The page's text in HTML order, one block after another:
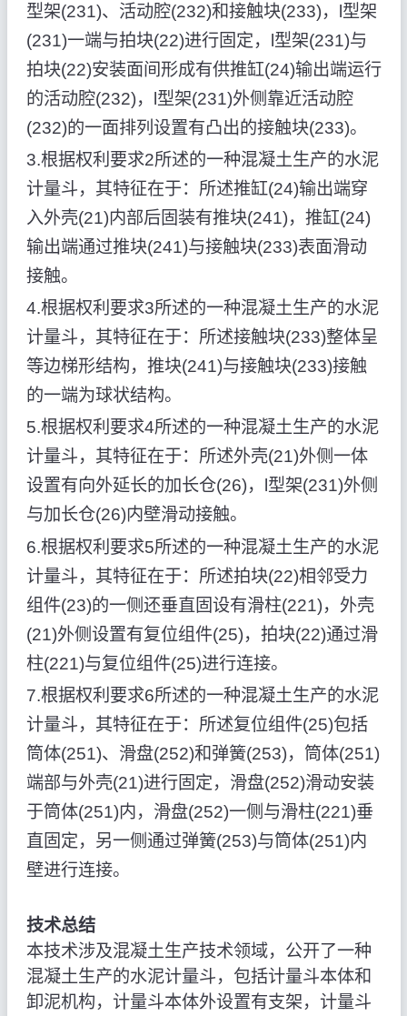
型架(231)、活动腔(232)和接触块(233)，l型架
(231)一端与拍块(22)进行固定，l型架(231)与
拍块(22)安装面间形成有供推缸(24)输出端运行
的活动腔(232)，l型架(231)外侧靠近活动腔
(232)的一面排列设置有凸出的接触块(233)。
3.根据权利要求2所述的一种混凝土生产的水泥
计量斗，其特征在于：所述推缸(24)输出端穿
入外壳(21)内部后固装有推块(241)，推缸(24)
输出端通过推块(241)与接触块(233)表面滑动
接触。
4.根据权利要求3所述的一种混凝土生产的水泥
计量斗，其特征在于：所述接触块(233)整体呈
等边梯形结构，推块(241)与接触块(233)接触
的一端为球状结构。
5.根据权利要求4所述的一种混凝土生产的水泥
计量斗，其特征在于：所述外壳(21)外侧一体
设置有向外延长的加长仓(26)，l型架(231)外侧
与加长仓(26)内壁滑动接触。
6.根据权利要求5所述的一种混凝土生产的水泥
计量斗，其特征在于：所述拍块(22)相邻受力
组件(23)的一侧还垂直固设有滑柱(221)，外壳
(21)外侧设置有复位组件(25)，拍块(22)通过滑
柱(221)与复位组件(25)进行连接。
7.根据权利要求6所述的一种混凝土生产的水泥
计量斗，其特征在于：所述复位组件(25)包括
筒体(251)、滑盘(252)和弹簧(253)，筒体(251)
端部与外壳(21)进行固定，滑盘(252)滑动安装
于筒体(251)内，滑盘(252)一侧与滑柱(221)垂
直固定，另一侧通过弹簧(253)与筒体(251)内
壁进行连接。
技术总结
本技术涉及混凝土生产技术领域，公开了一种
混凝土生产的水泥计量斗，包括计量斗本体和
卸泥机构，计量斗本体外设置有支架，计量斗